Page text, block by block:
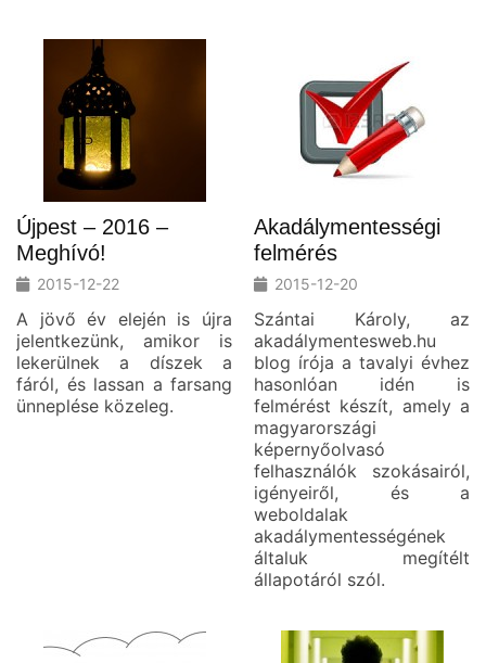
Újpest – 2016 –
Meghívó!
2015-12-22
A jövő év elején is újra
jelentkezünk, amikor is
lekerülnek a díszek a
fáról, és lassan a farsang
ünneplése közeleg.
Akadálymentességi
felmérés
2015-12-20
Szántai Károly, az
akadálymentesweb.hu
blog írója a tavalyi évhez
hasonlóan idén is
felmérést készít, amely a
magyarországi
képernyőolvasó
felhasználók szokásairól,
igényeiről, és a
weboldalak
akadálymentességének
általuk megítélt
állapotáról szól.